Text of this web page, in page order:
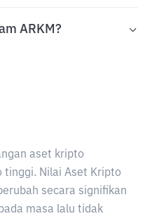
ARKM?
aset kripto
tinggi. Nilai Aset Kripto
secara signifikan
masa lalu tidak